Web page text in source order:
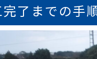
了までの手